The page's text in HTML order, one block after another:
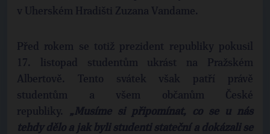
v Uherském Hradišti Zuzana Vandame.
Před rokem se totiž prezident republiky pokusil
17. listopad studentům ukrást na Pražském
Albertově. Tento svátek však patří právě
studentům a všem občanům České
republiky.
„Musíme si připomínat, co se u nás
tehdy dělo a jak byli studenti stateční a dokázali se